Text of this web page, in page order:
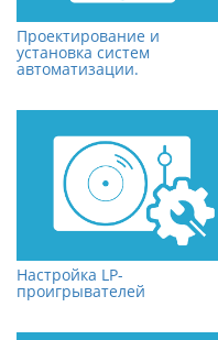
Проектирование и
установка систем
автоматизации.
Настройка LP-
проигрывателей